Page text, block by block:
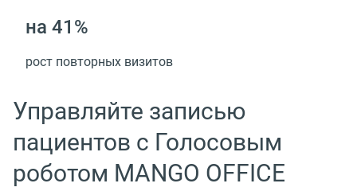
на 41%
рост повторных визитов
Управляйте записью
пациентов с Голосовым
роботом MANGO OFFICE